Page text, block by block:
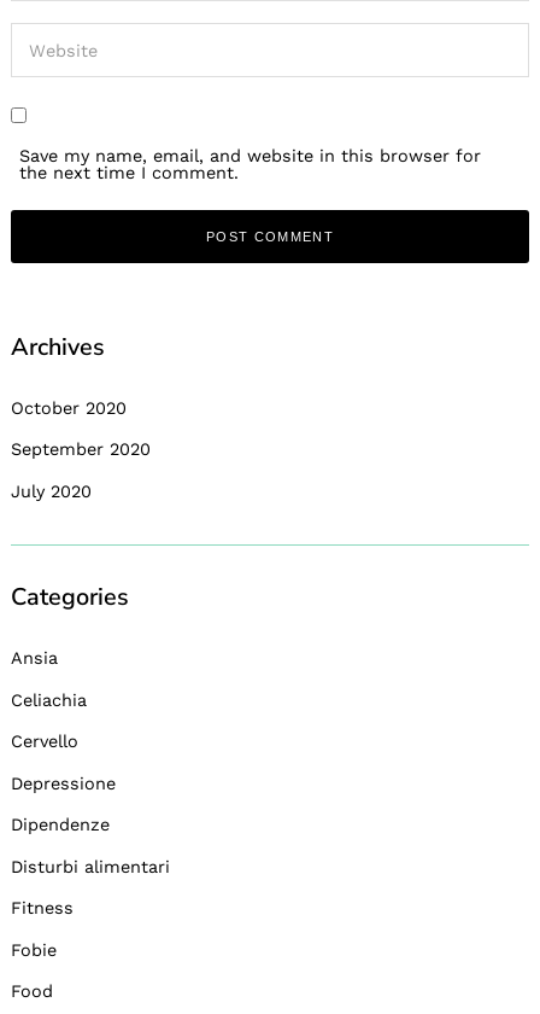
Save my name, email, and website in this browser for
the next time I comment.
Archives
October 2020
September 2020
July 2020
Categories
Ansia
Celiachia
Cervello
Depressione
Dipendenze
Disturbi alimentari
Fitness
Fobie
Food